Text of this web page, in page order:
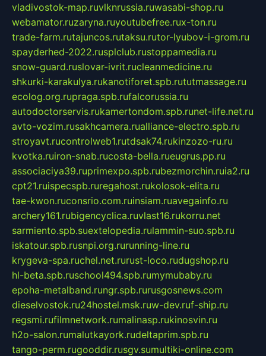
vladivostok-map.ruvlknrussia.ruwasabi-shop.ru
webamator.ruzaryna.ruyoutubefree.rux-ton.ru
trade-farm.rutajuncos.rutaksu.rutor-lyubov-i-grom.ru
spayderhed-2022.rusplclub.rustoppamedia.ru
snow-guard.ruslovar-ivrit.rucleanmedicine.ru
shkurki-karakulya.rukanotiforet.spb.rututmassage.ru
ecolog.org.rupraga.spb.rufalcorussia.ru
autodoctorservis.rukamertondom.spb.runet-life.net.ru
avto-vozim.rusakhcamera.rualliance-electro.spb.ru
stroyavt.rucontrolweb1.rutdsak74.rukinzozo-ru.ru
kvotka.ruiron-snab.rucosta-bella.rueugrus.pp.ru
associaciya39.ruprimexpo.spb.rubezmorchin.ruia2.ru
cpt21.ruispecspb.ruregahost.rukolosok-elita.ru
tae-kwon.ruconsrio.com.ruinsiam.ruavegainfo.ru
archery161.rubigencyclica.ruvlast16.rukorru.net
sarmiento.spb.suextelopedia.rulammin-suo.spb.ru
iskatour.spb.rusnpi.org.rurunning-line.ru
krygeva-spa.ruchel.net.rurust-loco.rudugshop.ru
hl-beta.spb.ruschool494.spb.rumymubaby.ru
epoha-metalband.rungr.spb.rurusgosnews.com
dieselvostok.ru24hostel.msk.ruw-dev.ruf-ship.ru
regsmi.rufilmnetwork.rumalinasp.rukinosvin.ru
h2o-salon.rumalutkayork.rudeltaprim.spb.ru
tango-perm.rugooddir.rusgv.sumultiki-online.com